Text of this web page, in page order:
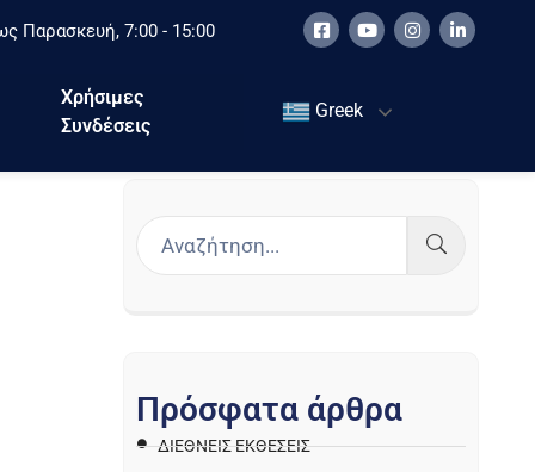
Παρασκευή, 7:00 - 15:00
Χρήσιμες
Συνδέσεις
Greek
Πρόσφατα άρθρα
ΔΙΕΘΝΕΙΣ ΕΚΘΕΣΕΙΣ